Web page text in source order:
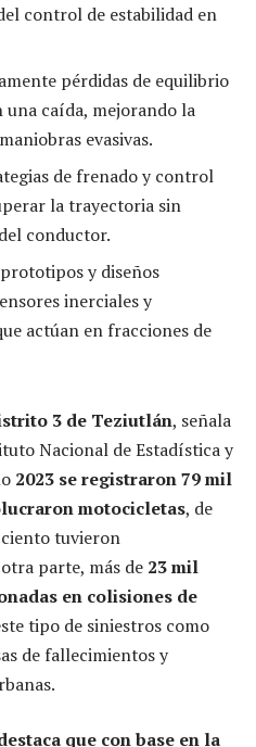
control de estabilidad en
pérdidas de equilibrio
una caída, mejorando la
evasivas.
de frenado y control
la trayectoria sin
conductor.
y diseños
inerciales y
actúan en fracciones de
3 de Teziutlán, señala
Nacional de Estadística y
2023 se registraron 79 mil
motocicletas, de
tuvieron
parte, más de 23 mil
en colisiones de
tipo de siniestros como
de fallecimientos y
que con base en la